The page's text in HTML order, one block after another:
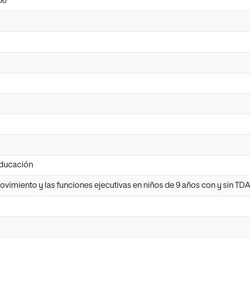
y las funciones ejecutivas en niños de 9 años con y sin